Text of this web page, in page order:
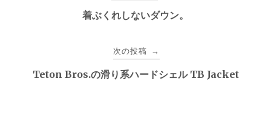
着ぶくれしないダウン。
次の投稿 →
Teton Bros.の滑り系ハードシェル TB Jacket